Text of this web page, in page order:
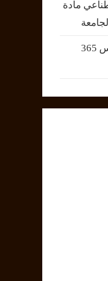
مادة
أفضل عروض تفعيل أوفيس 365